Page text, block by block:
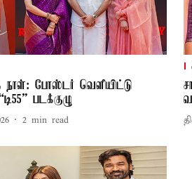
நாள்: போஸ்டர் வெளியிட்டு
படக்குழு
2 min read